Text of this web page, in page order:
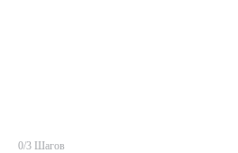
0/3 Шагов